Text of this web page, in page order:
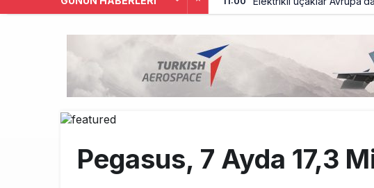
Emirates A380 yolcu
Emirates’in reddettiği 10
7:50 Üniformasız Disiplin: Kabin
Pegasus, 7 Ayda 17,3